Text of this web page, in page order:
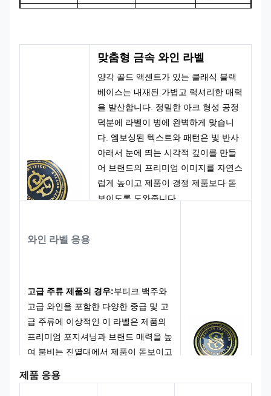
맞춤형 금속 와인 라벨
양각 골드 액센트가 있는 클래식 블랙
베이스는 내재된 가볍고 럭셔리한 매력
을 발산합니다. 정밀한 아크 형성 공정
덕분에 라벨이 병에 완벽하게 맞습니
다. 엠보싱된 텍스트와 패턴은 빛 반사
아래서 눈에 띄는 시각적 깊이를 만들
어 브랜드의 프리미엄 이미지를 자연스
럽게 높이고 제품이 경쟁 제품보다 돋
보이도록 도와줍니다.
크 바이주 등 귀하만의 고유한 맞춤형
라벨을 제작할 수 있습니다.
와인 라벨 응용
고급 주류 제품의 경우:부티크 백주와
고급 와인을 포함한 다양한 중급 및 고
급 주류에 이상적인 이 라벨은 제품의
프리미엄 포지셔닝과 브랜드 매력을 높
여 붐비는 진열대에서 제품이 돋보이고
니다.
제품 응용